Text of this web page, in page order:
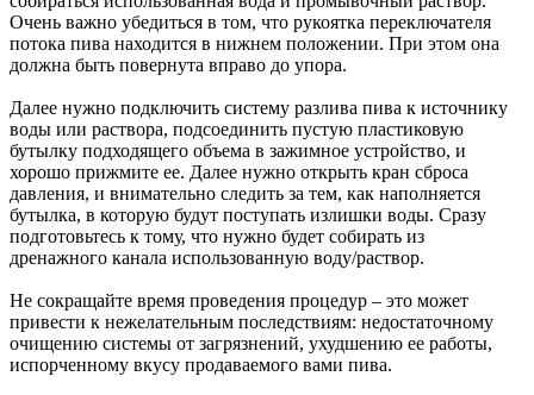
Очень важно убедиться в том, что рукоятка переключателя
потока пива находится в нижнем положении. При этом она
должна быть повернута вправо до упора.
Далее нужно подключить систему разлива пива к источнику
воды или раствора, подсоединить пустую пластиковую
бутылку подходящего объема в зажимное устройство, и
хорошо прижмите ее. Далее нужно открыть кран сброса
давления, и внимательно следить за тем, как наполняется
бутылка, в которую будут поступать излишки воды. Сразу
подготовьтесь к тому, что нужно будет собирать из
дренажного канала использованную воду/раствор.
Не сокращайте время проведения процедур – это может
привести к нежелательным последствиям: недостаточному
очищению системы от загрязнений, ухудшению ее работы,
испорченному вкусу продаваемого вами пива.